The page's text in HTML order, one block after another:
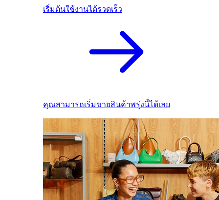
เริ่มต้นใช้งานได้รวดเร็ว
คุณสามารถเริ่มขายสินค้าพรุ่งนี้ได้เลย